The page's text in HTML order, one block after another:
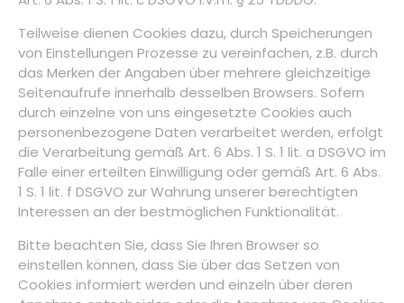
Teilweise dienen Cookies dazu, durch Speicherungen
von Einstellungen Prozesse zu vereinfachen, z.B. durch
das Merken der Angaben über mehrere gleichzeitige
Seitenaufrufe innerhalb desselben Browsers. Sofern
durch einzelne von uns eingesetzte Cookies auch
personenbezogene Daten verarbeitet werden, erfolgt
die Verarbeitung gemäß Art. 6 Abs. 1 S. 1 lit. a DSGVO im
Falle einer erteilten Einwilligung oder gemäß Art. 6 Abs.
1 S. 1 lit. f DSGVO zur Wahrung unserer berechtigten
Interessen an der bestmöglichen Funktionalität.
Bitte beachten Sie, dass Sie Ihren Browser so
einstellen können, dass Sie über das Setzen von
Cookies informiert werden und einzeln über deren